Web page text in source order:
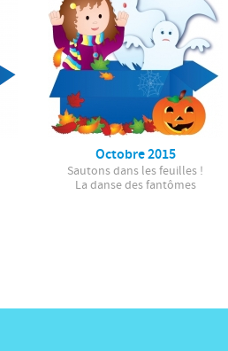
Octobre 2015
Sautons dans les feuilles !
La danse des fantômes